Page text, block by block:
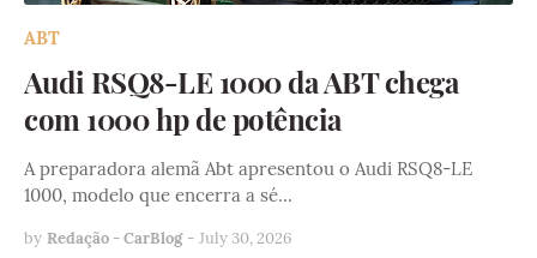
ABT
Audi RSQ8-LE 1000 da ABT chega
com 1000 hp de potência
A preparadora alemã Abt apresentou o Audi RSQ8-LE
1000, modelo que encerra a sé…
by Redação - CarBlog - July 30, 2026